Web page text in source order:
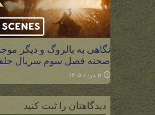
نگاهی به بالروگ و دیگر
صحنه فصل سوم سریال
۵ مرداد ۱۴۰۵
دیدگاهتان را ثبت کنید